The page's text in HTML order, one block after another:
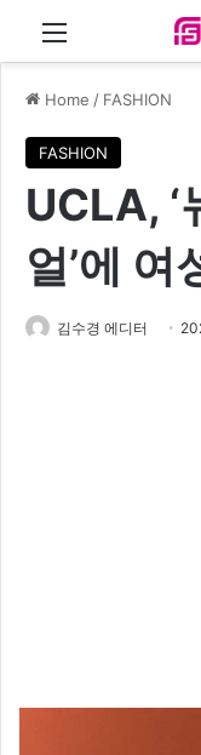
Menu
Home / FASHION
FASHION
UCLA, ‘
얼’에 여
김수경 에디터